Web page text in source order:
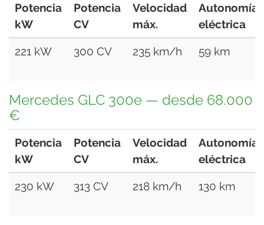
Potencia
kW
Potencia
CV
Velocidad
máx.
Autonomía
eléctrica
221 kW 300 CV 235 km/h 59 km
Mercedes GLC 300e — desde 68.000
€
Potencia
kW
Potencia
CV
Velocidad
máx.
Autonomía
eléctrica
230 kW 313 CV 218 km/h 130 km